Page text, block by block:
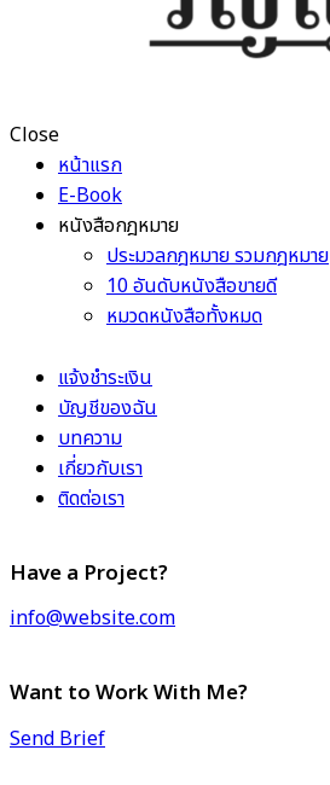
Close
หน้าแรก
E-Book
หนังสือกฎหมาย
ประมวลกฎหมาย รวมกฎหมาย
10 อันดับหนังสือขายดี
หมวดหนังสือทั้งหมด
แจ้งชำระเงิน
บัญชีของฉัน
บทความ
เกี่ยวกับเรา
ติดต่อเรา
Have a Project?
info@website.com
Want to Work With Me?
Send Brief